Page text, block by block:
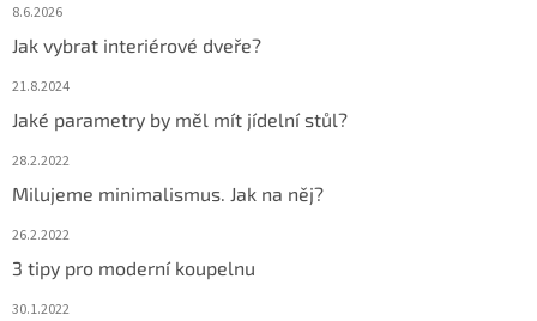
8.6.2026
Jak vybrat interiérové dveře?
21.8.2024
Jaké parametry by měl mít jídelní stůl?
28.2.2022
Milujeme minimalismus. Jak na něj?
26.2.2022
3 tipy pro moderní koupelnu
30.1.2022